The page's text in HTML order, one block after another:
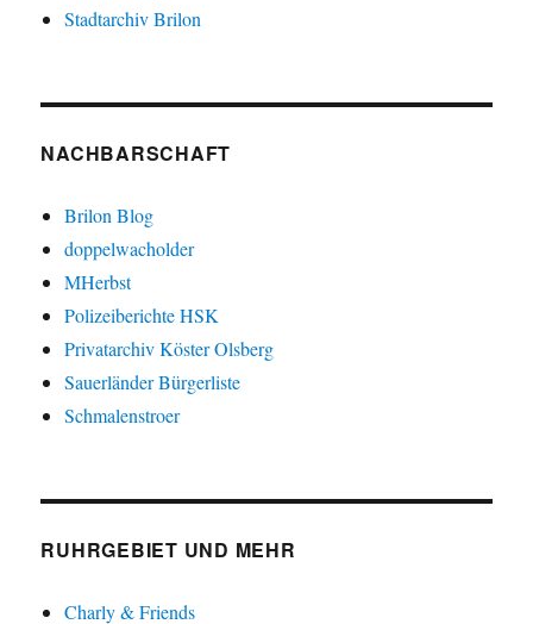
Stadtarchiv Brilon
NACHBARSCHAFT
Brilon Blog
doppelwacholder
MHerbst
Polizeiberichte HSK
Privatarchiv Köster Olsberg
Sauerländer Bürgerliste
Schmalenstroer
RUHRGEBIET UND MEHR
Charly & Friends